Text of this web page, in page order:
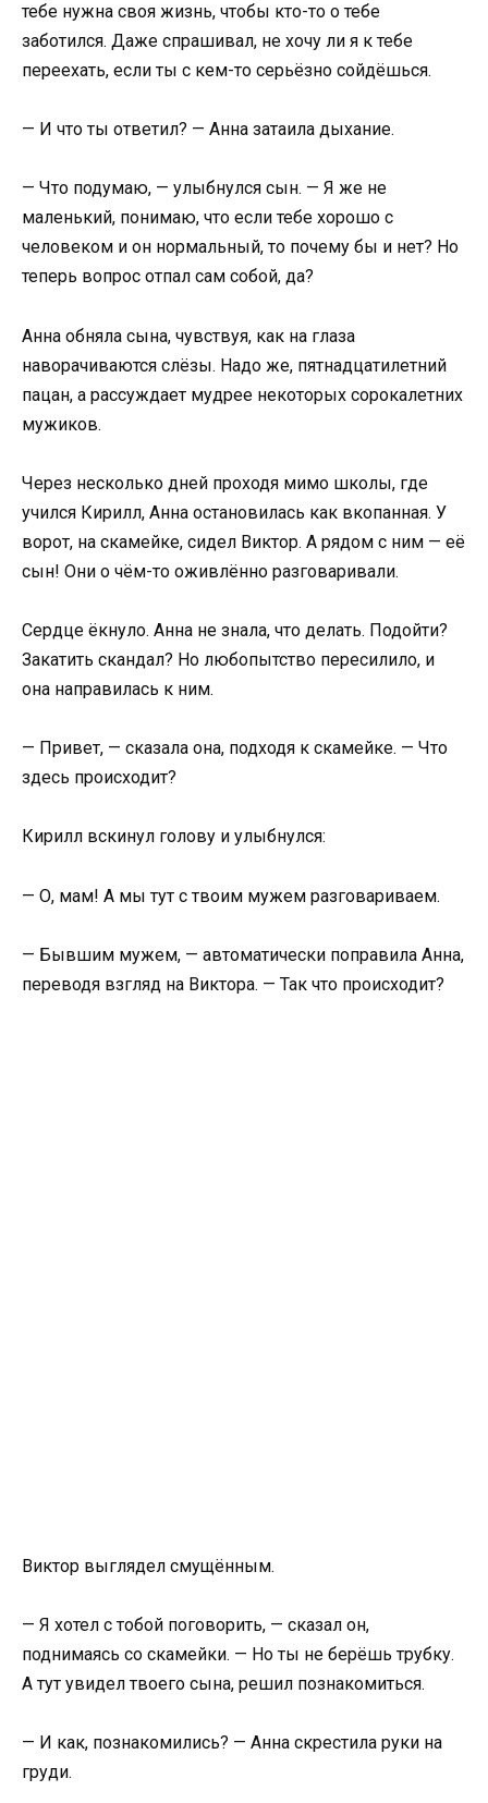
тебе нужна своя жизнь, чтобы кто-то о тебе
заботился. Даже спрашивал, не хочу ли я к тебе
переехать, если ты с кем-то серьёзно сойдёшься.
— И что ты ответил? — Анна затаила дыхание.
— Что подумаю, — улыбнулся сын. — Я же не
маленький, понимаю, что если тебе хорошо с
человеком и он нормальный, то почему бы и нет? Но
теперь вопрос отпал сам собой, да?
Анна обняла сына, чувствуя, как на глаза
наворачиваются слёзы. Надо же, пятнадцатилетний
пацан, а рассуждает мудрее некоторых сорокалетних
мужиков.
Через несколько дней проходя мимо школы, где
учился Кирилл, Анна остановилась как вкопанная. У
ворот, на скамейке, сидел Виктор. А рядом с ним — её
сын! Они о чём-то оживлённо разговаривали.
Сердце ёкнуло. Анна не знала, что делать. Подойти?
Закатить скандал? Но любопытство пересилило, и
она направилась к ним.
— Привет, — сказала она, подходя к скамейке. — Что
здесь происходит?
Кирилл вскинул голову и улыбнулся:
— О, мам! А мы тут с твоим мужем разговариваем.
— Бывшим мужем, — автоматически поправила Анна,
переводя взгляд на Виктора. — Так что происходит?
Виктор выглядел смущённым.
— Я хотел с тобой поговорить, — сказал он,
поднимаясь со скамейки. — Но ты не берёшь трубку.
А тут увидел твоего сына, решил познакомиться.
— И как, познакомились? — Анна скрестила руки на
груди.